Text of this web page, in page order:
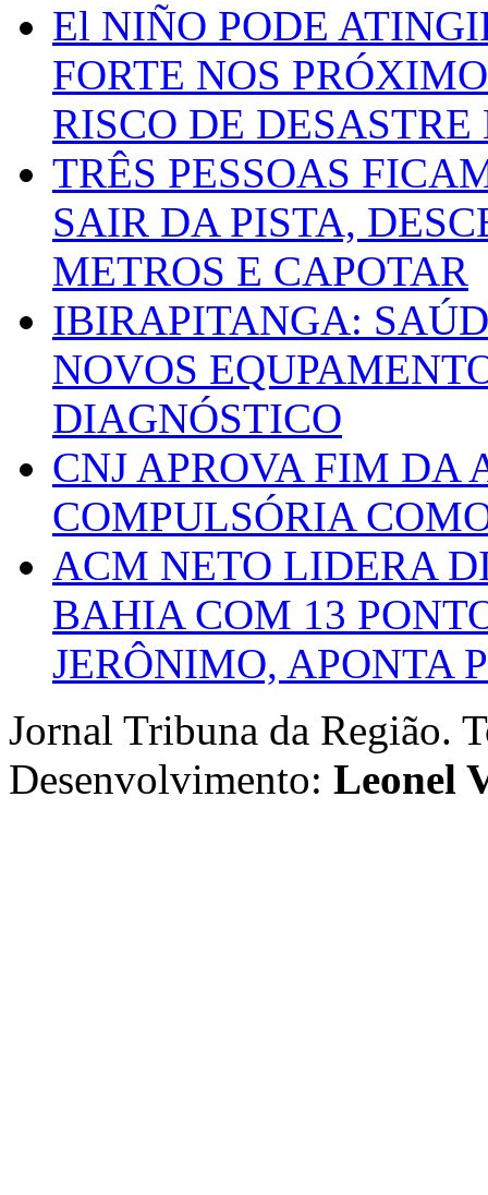
El NIÑO PODE
FORTE NOS
RISCO DE
TRÊS PESSOAS
SAIR DA PISTA,
METROS E CAPOTAR
IBIRAPITANGA:
NOVOS
DIAGNÓSTICO
CNJ APROVA FIM DA
COMPULSÓRIA
ACM NETO LIDERA
BAHIA COM 13
JERÔNIMO, APONTA
Jornal Tribuna da Região.
Desenvolvimento: Leonel